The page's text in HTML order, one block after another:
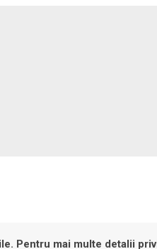
Pentru mai multe detalii